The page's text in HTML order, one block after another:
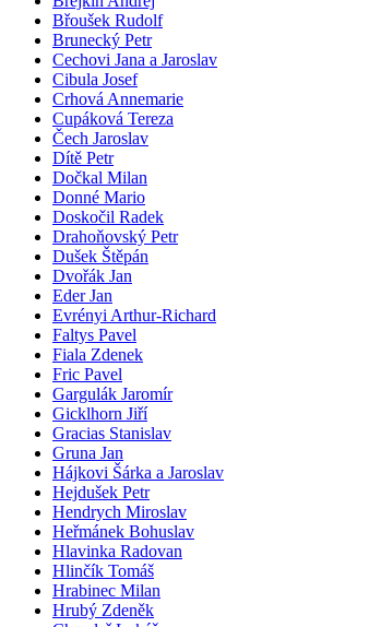
Břoušek Rudolf
Brunecký Petr
Cechovi Jana a Jaroslav
Cibula Josef
Crhová Annemarie
Cupáková Tereza
Čech Jaroslav
Dítě Petr
Dočkal Milan
Donné Mario
Doskočil Radek
Drahoňovský Petr
Dušek Štěpán
Dvořák Jan
Eder Jan
Evrényi Arthur-Richard
Faltys Pavel
Fiala Zdenek
Fric Pavel
Gargulák Jaromír
Gicklhorn Jiří
Gracias Stanislav
Gruna Jan
Hájkovi Šárka a Jaroslav
Hejdušek Petr
Hendrych Miroslav
Heřmánek Bohuslav
Hlavinka Radovan
Hlinčík Tomáš
Hrabinec Milan
Hrubý Zdeněk